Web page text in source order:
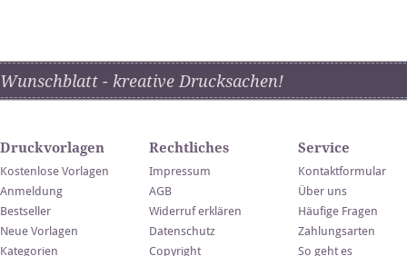
Wunschblatt - kreative Drucksachen!
Druckvorlagen
Kostenlose Vorlagen
Anmeldung
Bestseller
Neue Vorlagen
Kategorien
Rechtliches
Impressum
AGB
Widerruf erklären
Datenschutz
Copyright
Service
Kontaktformular
Über uns
Häufige Fragen
Zahlungsarten
So geht es